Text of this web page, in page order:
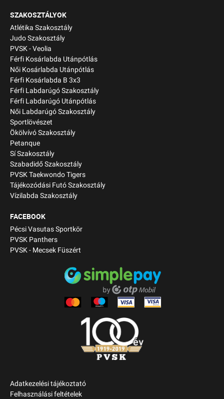
SZAKOSZTÁLYOK
Atlétika Szakosztály
Judo Szakosztály
PVSK - Veolia
Férfi Kosárlabda Utánpótlás
Női Kosárlabda Utánpótlás
Férfi Kosárlabda B 3x3
Férfi Labdarúgó Szakosztály
Férfi Labdarúgó Utánpótlás
Női Labdarúgó Szakosztály
Sportlövészet
Ökölvívó Szakosztály
Petanque
Sí Szakosztály
Szabadidő Szakosztály
PVSK Taekwondo Tigers
Tájékozódási Futó Szakosztály
Vízilabda Szakosztály
FACEBOOK
Pécsi Vasutas Sportkör
PVSK Panthers
PVSK - Mecsek Füszért
Adatkezelési tájékoztató
Felhasználási feltételek